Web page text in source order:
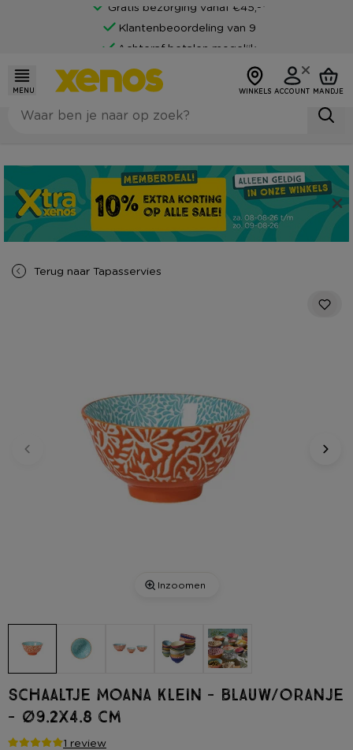
Gratis bezorging vanaf €45,-*
Klantenbeoordeling van 9
Achteraf betalen mogelijk
MENU WINKELS ACCOUNT MANDJE
Terug naar Tapasservies
Inzoomen
Schaaltje Moana klein - blauw/oranje
- ø9.2x4.8 cm
1 review